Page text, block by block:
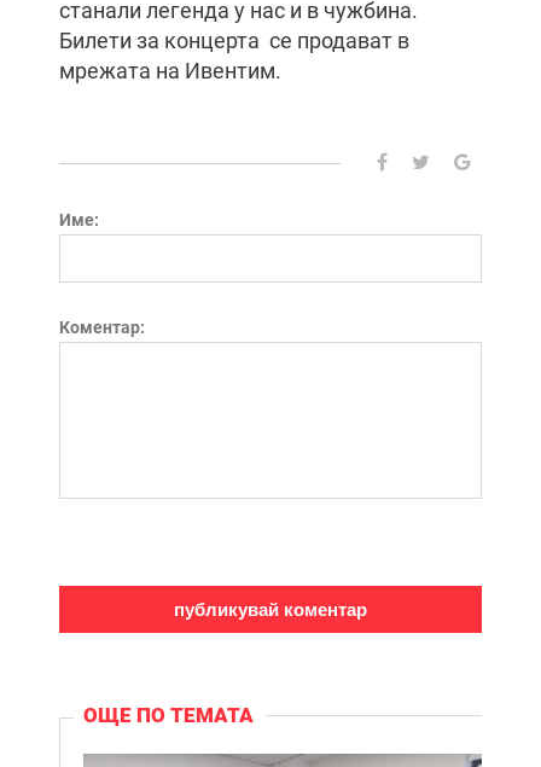
станали легенда у нас и в чужбина.
Билети за концерта се продават в
мрежата на Ивентим.
Име:
Коментар:
ОЩЕ ПО ТЕМАТА